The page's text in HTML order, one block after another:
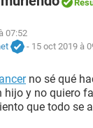
07:52
- 15 oct 2019 à
no sé qué
hijo y no quiero
que todo se